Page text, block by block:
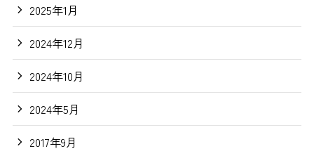
2025年1月
2024年12月
2024年10月
2024年5月
2017年9月